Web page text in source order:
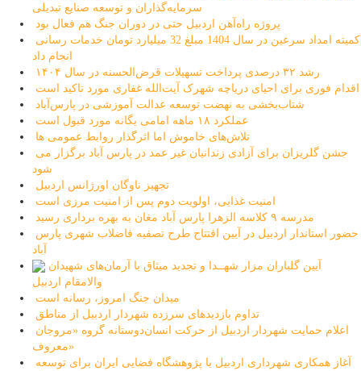
سرمایه‌گذاران و توسعه صنایع تبدیلی
پروژه راه‌آهن اردبیل حتی در دوران جنگ هم فعال بود
انجام داد
رشد ۳۲ درصدی پرداخت تسهیلات قرض‌الحسنه در سال ۱۴۰۴
اقدام فوری برای احیای دریاچه شهرک آیت‌الله غفاری مورد تاکید است
شتاب‌بخشی به نهضت توسعه عدالت آموزشی در پارس‌آباد
عملکرد ۱۸ ماهه امامی یگانه مورد قبول است
تلاش‌های خاموش اما اثرگذار روابط عمومی ها
شود
تجهیز ناوگان اورژانس اردبیل
امنیت غذایی، اولویت دوم پس از امنیت مرزی است
مدرسه ۹ کلاسه الزهرا پارس آباد مغان به بهره برداری رسید
آباد
والامقام اردبیل
میدان جنگ امروز، رسانه است
تداوم بازدیدهای سرزده شهردار اردبیل از مناطق
معروف»